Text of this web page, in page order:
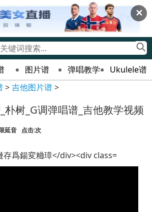
✕
图片谱 弹唱教学
Ukulele谱
>吉他图片谱>
朴树_G调弹唱谱_吉他教学视频
延音 点击:次